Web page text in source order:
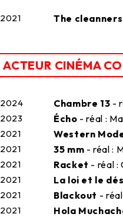
2021 The cleanners
ACTEUR CINÉMA
2024 Chambre 13 -
2023 Écho - réal :
2021 Western
2021 35 mm - réal :
2021 Racket - réal :
2021 La loi et le
2021 Blackout -
2021 Hola